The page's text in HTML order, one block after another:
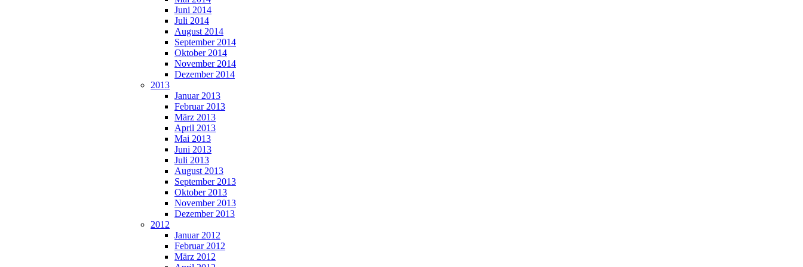
Juni 2014
Juli 2014
August 2014
September 2014
Oktober 2014
November 2014
Dezember 2014
2013
Januar 2013
Februar 2013
März 2013
April 2013
Mai 2013
Juni 2013
Juli 2013
August 2013
September 2013
Oktober 2013
November 2013
Dezember 2013
2012
Januar 2012
Februar 2012
März 2012